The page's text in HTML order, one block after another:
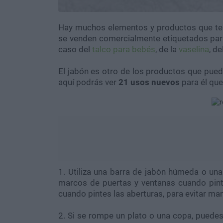
Hay muchos elementos y productos que
se venden comercialmente etiquetados
caso del talco para bebés, de la vaselina,
El jabón es otro de los productos que
aquí podrás ver 21 usos nuevos para él
1. Utiliza una barra de jabón húmeda o
marcos de puertas y ventanas cuando
cuando pintes las aberturas, para evitar
2. Si se rompe un plato o una copa,